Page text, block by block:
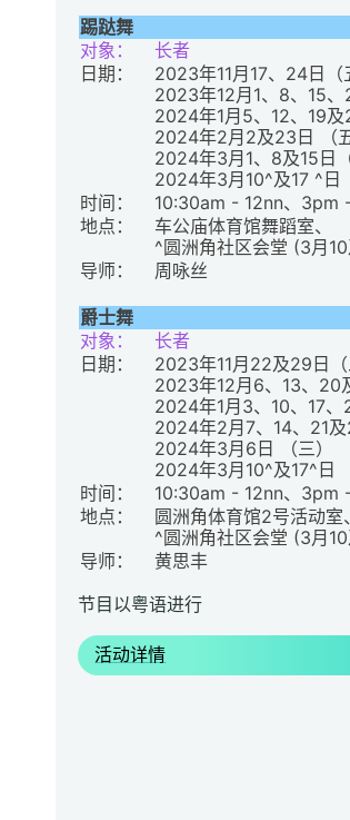
踢跶舞
对象：
长者
日期：
2023年11月17、24日（
2023年12月1、8、15、
2024年1月5、12、19及
2024年2月2及23日 （五
2024年3月1、8及15日（
2024年3月10^及17 ^日
时间：
10:30am - 12nn、3pm
地点：
车公庙体育馆舞蹈室、
^圆洲角社区会堂 (3月10
导师：
周咏丝
爵士舞
对象：
长者
日期：
2023年11月22及29日（
2023年12月6、13、20
2024年1月3、10、17、
2024年2月7、14、21及
2024年3月6日 （三）
2024年3月10^及17^日
时间：
10:30am - 12nn、3pm
地点：
圆洲角体育馆2号活动室、
^圆洲角社区会堂 (3月10
导师：
黄思丰
节目以粤语进行
活动详情